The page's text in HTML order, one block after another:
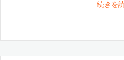
続きを